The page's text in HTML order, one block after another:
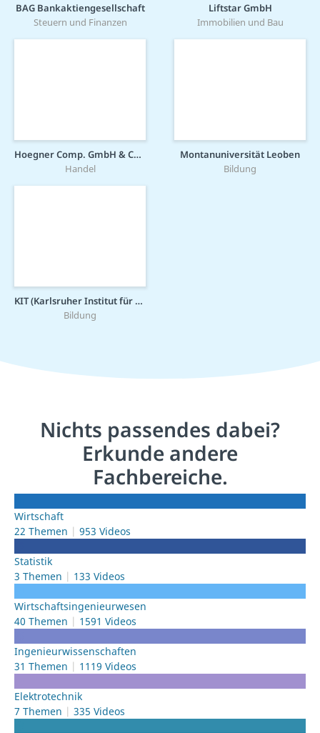
BAG Bankaktiengesellschaft
Steuern und Finanzen
Liftstar GmbH
Immobilien und Bau
Hoegner Comp. GmbH & Co. KG
Handel
Montanuniversität Leoben
Bildung
KIT (Karlsruher Institut für Technologie)
Bildung
Nichts passendes dabei?
Erkunde andere
Fachbereiche.
Wirtschaft
22 Themen
953 Videos
Statistik
3 Themen
133 Videos
Wirtschafts­ingenieurwesen
40 Themen
1591 Videos
Ingenieur­wissenschaften
31 Themen
1119 Videos
Elektrotechnik
7 Themen
335 Videos